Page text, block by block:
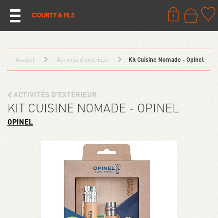
Accueil Activités d’extérieur Kit Cuisine Nomade - Opinel
ACTIVITÉS D’EXTÉRIEUR
KIT CUISINE NOMADE - OPINEL
OPINEL